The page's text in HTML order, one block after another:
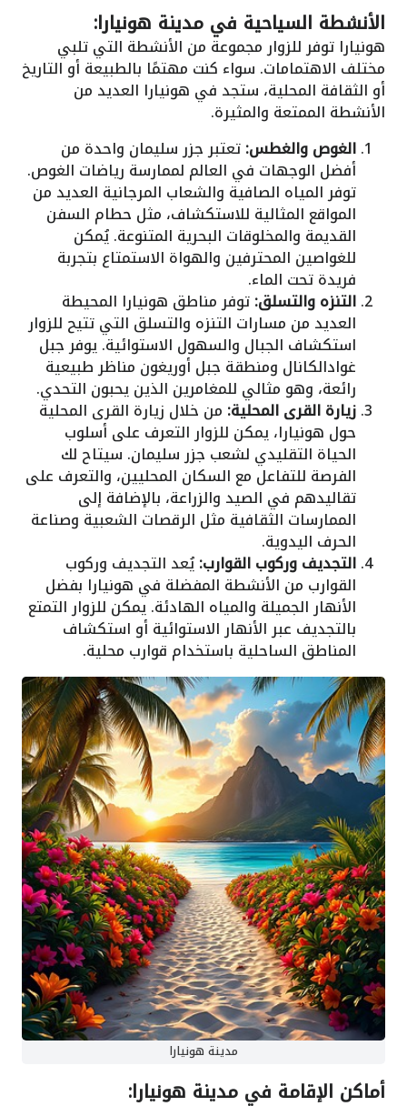
الأنشطة السياحية في مدينة هونيارا:
هونيارا توفر للزوار مجموعة من الأنشطة التي تلبي
مختلف الاهتمامات. سواء كنت مهتمًا بالطبيعة أو التاريخ
أو الثقافة المحلية، ستجد في هونيارا العديد من
الأنشطة الممتعة والمثيرة.
الغوص والغطس:تعتبر جزر سليمان واحدة من
أفضل الوجهات في العالم لممارسة رياضات الغوص.
توفر المياه الصافية والشعاب المرجانية العديد من
المواقع المثالية للاستكشاف، مثل حطام السفن
القديمة والمخلوقات البحرية المتنوعة. يُمكن
للغواصين المحترفين والهواة الاستمتاع بتجربة
فريدة تحت الماء.
التنزه والتسلق:توفر مناطق هونيارا المحيطة
العديد من مسارات التنزه والتسلق التي تتيح للزوار
استكشاف الجبال والسهول الاستوائية. يوفر جبل
غوادالكانال ومنطقة جبل أوريغون مناظر طبيعية
رائعة، وهو مثالي للمغامرين الذين يحبون التحدي.
زيارة القرى المحلية: من خلال زيارة القرى المحلية
حول هونيارا، يمكن للزوار التعرف على أسلوب
الحياة التقليدي لشعب جزر سليمان. سيتاح لك
الفرصة للتفاعل مع السكان المحليين، والتعرف على
تقاليدهم في الصيد والزراعة، بالإضافة إلى
الممارسات الثقافية مثل الرقصات الشعبية وصناعة
الحرف اليدوية.
التجديف وركوب القوارب:يُعد التجديف وركوب
القوارب من الأنشطة المفضلة في هونيارا بفضل
الأنهار الجميلة والمياه الهادئة. يمكن للزوار التمتع
بالتجديف عبر الأنهار الاستوائية أو استكشاف
المناطق الساحلية باستخدام قوارب محلية.
مدينة هونيارا
أماكن الإقامة في مدينة هونيارا: